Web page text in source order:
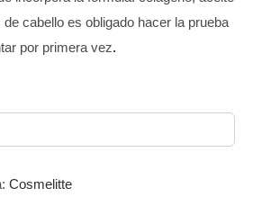
cabello es obligado hacer la prueba
por primera vez.
Cosmelitte